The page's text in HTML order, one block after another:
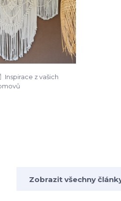
Inspirace z vašich
Zobrazit všechny